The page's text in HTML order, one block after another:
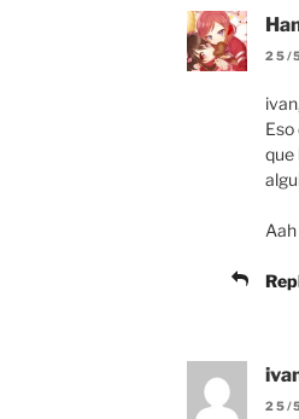
25/
que
25/